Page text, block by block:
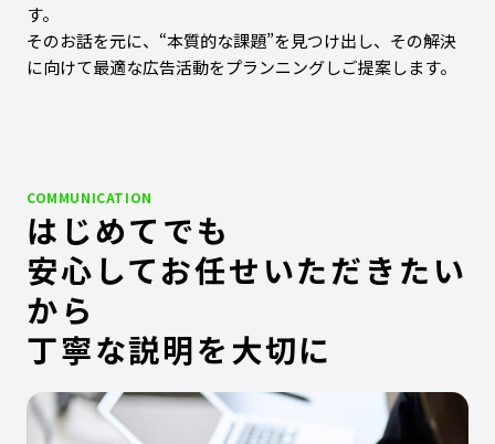
す。
そのお話を元に、“本質的な課題”を見つけ出し、その解決
に向けて最適な広告活動をプランニングしご提案します。
COMMUNICATION
はじめてでも
安心してお任せいただきたい
から
丁寧な説明を大切に